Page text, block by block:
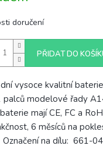
doručení
PŘIDAT DO
vysoce kvalitní
palců modelové řady
mají CE, FC a
6 měsíců na
na dílu: 661-